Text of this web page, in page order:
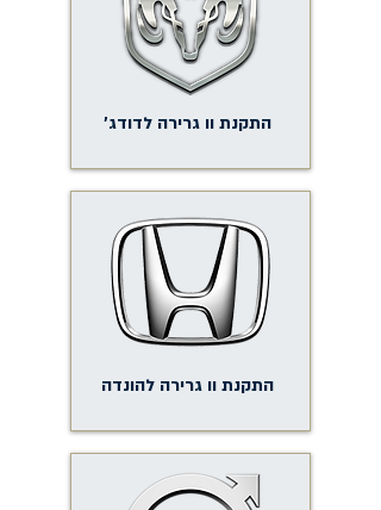
התקנת וו גרירה לדודג'
התקנת וו גרירה להונדה